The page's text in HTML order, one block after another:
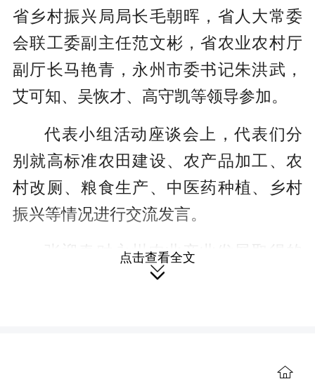
l
s
c
e
e
n
省乡村振兴局局长毛朝晖，省人大常委
会联工委副主任范文彬，省农业农村厅
副厅长马艳青，永州市委书记朱洪武，
艾可知、吴恢才、高守凯等领导参加。
代表小组活动座谈会上，代表们分
别就高标准农田建设、农产品加工、农
村改厕、粮食生产、中医药种植、乡村
振兴等情况进行交流发言。
张迎春对永州农业产业发展取得的
成效表示肯定。她说，永州市是湖南对
点击查看全文
